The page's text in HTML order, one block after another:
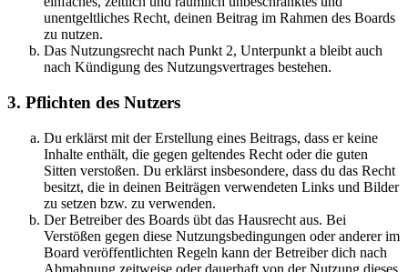
unentgeltliches Recht, deinen Beitrag im Rahmen des Boards
zu nutzen.
Das Nutzungsrecht nach Punkt 2, Unterpunkt a bleibt auch
nach Kündigung des Nutzungsvertrages bestehen.
3. Pflichten des Nutzers
Du erklärst mit der Erstellung eines Beitrags, dass er keine
Inhalte enthält, die gegen geltendes Recht oder die guten
Sitten verstoßen. Du erklärst insbesondere, dass du das Recht
besitzt, die in deinen Beiträgen verwendeten Links und Bilder
zu setzen bzw. zu verwenden.
Der Betreiber des Boards übt das Hausrecht aus. Bei
Verstößen gegen diese Nutzungsbedingungen oder anderer im
Board veröffentlichten Regeln kann der Betreiber dich nach
Abmahnung zeitweise oder dauerhaft von der Nutzung dieses